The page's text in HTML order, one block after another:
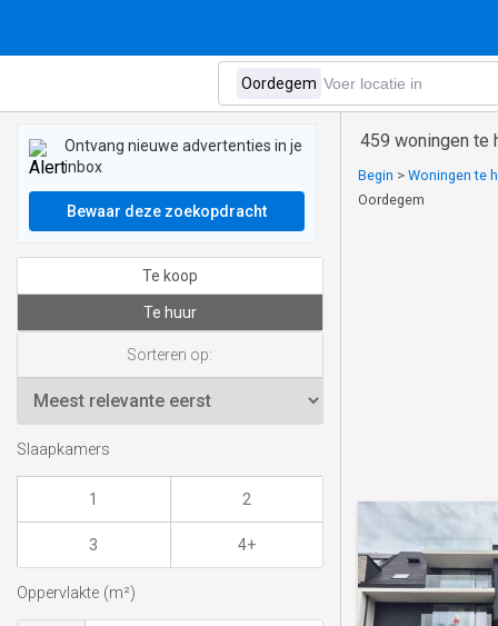
459 woningen te
Begin > Woningen te
Oordegem
Ontvang nieuwe advertenties in je
inbox
Bewaar deze zoekopdracht
Te koop
Te huur
Sorteren op:
Slaapkamers
1 2
3 4+
Oppervlakte (m²)